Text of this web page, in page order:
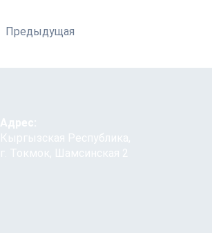
Предыдущая
Адрес:
Кыргызская Республика,
г. Токмок, Шамсинская 2